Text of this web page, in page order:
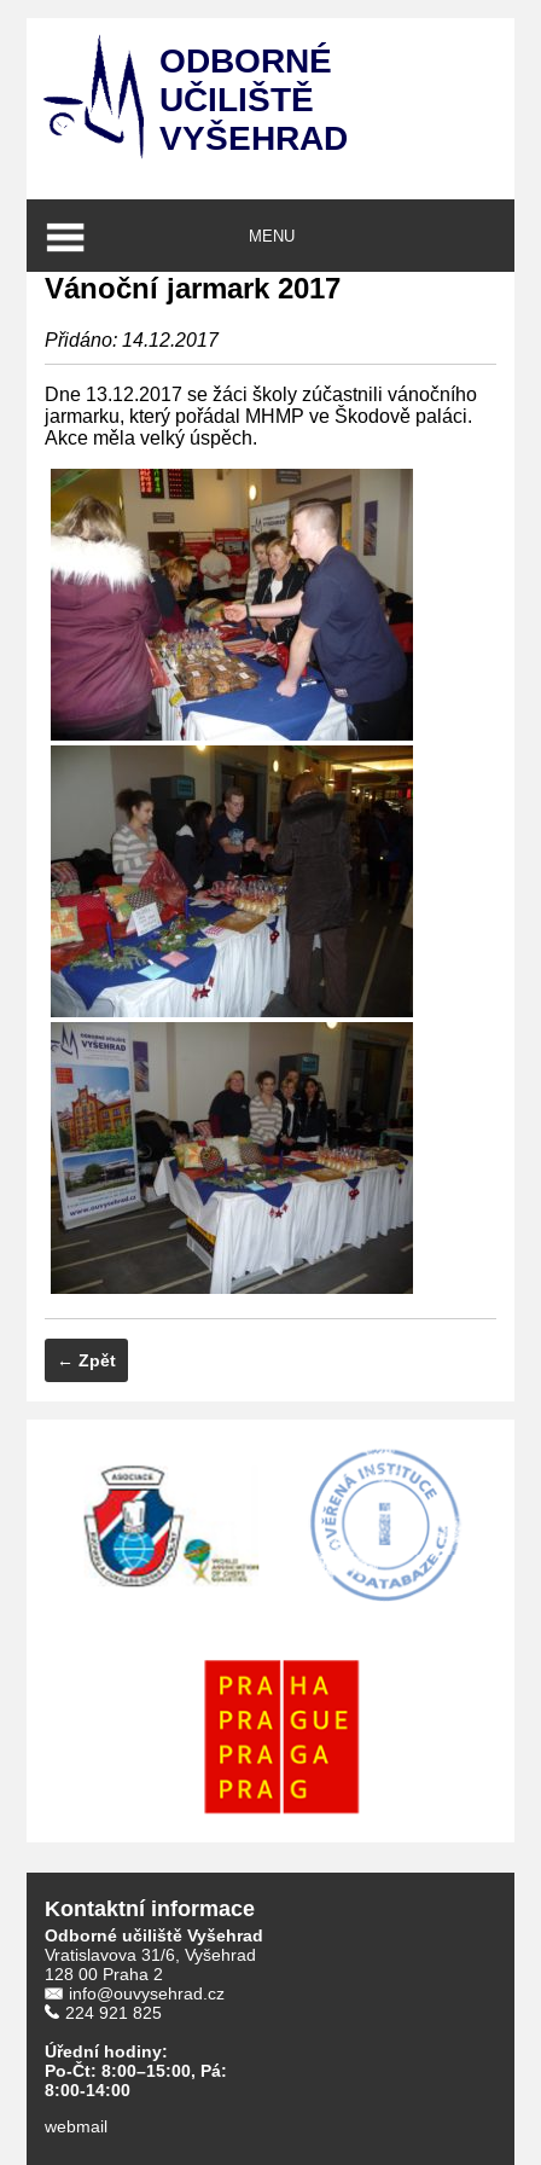
ODBORNÉ
UČILIŠTĚ
VYŠEHRAD
MENU
Vánoční jarmark 2017
Přidáno: 14.12.2017
Dne 13.12.2017 se žáci školy zúčastnili vánočního
jarmarku, který pořádal MHMP ve Škodově paláci.
Akce měla velký úspěch.
← Zpět
Kontaktní informace
Odborné učiliště Vyšehrad
Vratislavova 31/6, Vyšehrad
128 00 Praha 2
info@ouvysehrad.cz
224 921 825
Úřední hodiny:
Po-Čt: 8:00–15:00, Pá:
8:00-14:00
webmail